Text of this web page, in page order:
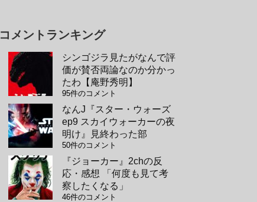
コメントランキング
シンゴジラ見たがなんで評
価が賛否両論なのか分かっ
たわ【庵野秀明】
95件のコメント
なんJ『スター・ウォーズ
ep9 スカイウォーカーの夜
明け』見終わった部
50件のコメント
『ジョーカー』2chの反
応・感想 「何度も見て考
察したくなる」
46件のコメント